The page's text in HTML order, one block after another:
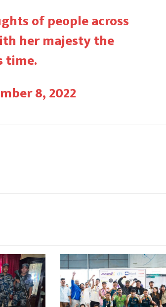
of people across
her majesty the
time.
8, 2022